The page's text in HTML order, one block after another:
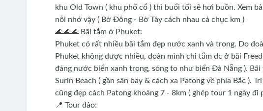
khu Old Town ( khu phố cổ ) thì buổi tối sẽ hơi buồn. Xem
nỗi nhớ vậy ( Bờ Đông - Bờ Tây cách nhau cả chục km )
🌊🌊🌊 Bãi tắm ở Phuket:
Phuket có rất nhiều bãi tắm đẹp nước xanh và trong. Do
Phuket không được nhiều, đoàn mình chỉ tắm đc ở bãi
đáng nước biển xanh trong, sóng to như biển Đà Nẵng ).
Surin Beach ( gần sân bay & cách xa Patong về phía Bắc ).
cũng đẹp cách Patong khoảng 7 - 8km ( ghép tour 1 ngày đi
📍 Tour đảo: